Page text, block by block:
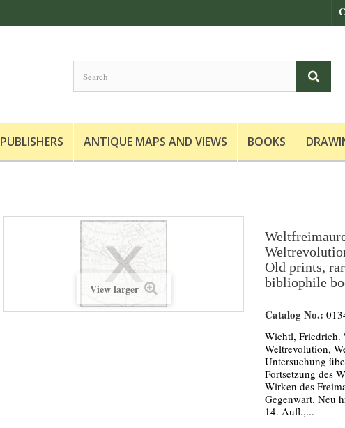
PUBLISHERS ANTIQUE MAPS AND VIEWS BOOKS
View larger
Old prints,
bibliophile
Catalog No.:
Wichtl, Friedrich.
Weltrevolution,
Untersuchung
Fortsetzung des
Wirken des
Gegenwart. Neu
14. Aufl.,...